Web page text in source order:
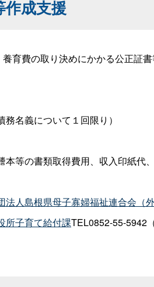
作成支援
育費の取り決めにかかる公正証
名義について１回限り）
本等の書類取得費用、収入印紙代
法人島根県母子寡婦福祉連合会（外
所子育て給付課TEL0852-55-5942